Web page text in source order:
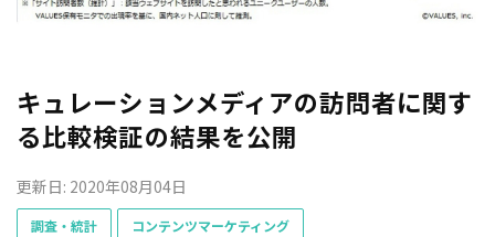
キュレーションメディアの訪問者に関す
る比較検証の結果を公開
更新日: 2020年08月04日
調査・統計 コンテンツマーケティング